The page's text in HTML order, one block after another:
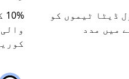
ڈیٹا ٹیموں کو
میں مدد